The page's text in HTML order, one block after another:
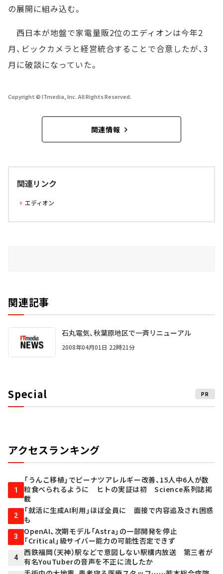
の展開に組み込む。
西日本が地盤で家電量販2位のエディオンは今年2
月、ビックカメラと経営統合することで合意したが、3
月に破談になっていた。
Copyright © ITmedia, Inc. All Rights Reserved.
関連情報
関連リンク
エディオン
関連記事
石丸電気、秋葉原地区で一斉リニューアル
2008年04月01日 22時21分
Special PR
アクセスランキング
1
「うんこ移植」でピーナツアレルギー改善、15人中6人が数
粒食べられるように ヒトの実証は初 Science系列誌掲
載
2
「就活に生成AI利用」ほぼ全員に 面接で内容追及され困惑
も
3
OpenAI、次期モデル「Astra」の一部開発を停止
「Critical」級サイバー能力の可能性否定できず
4
西鉄福岡（天神）駅などで意図しない駅構内放送 第三者が
有名YouTuberの音声を不正に流したか